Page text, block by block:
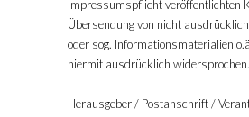
Impressumspflicht veröffentlichten
Übersendung von nicht
oder sog. Informationsmaterialien
hiermit ausdrücklich widersprochen.
Herausgeber / Postanschrift /